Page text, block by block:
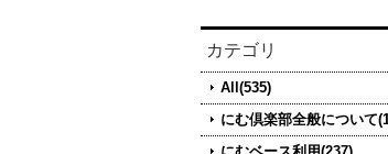
カテゴリ
All(535)
にむ倶楽部全般について